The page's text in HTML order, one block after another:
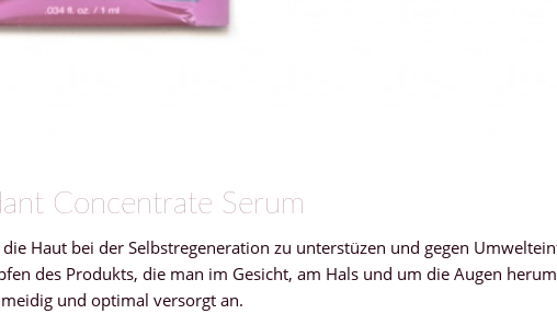
Concentrate Serum
Haut bei der Selbstregeneration zu unterstüzen und gegen
des Produkts, die man im Gesicht, am Hals und um die Augen
und optimal versorgt an.